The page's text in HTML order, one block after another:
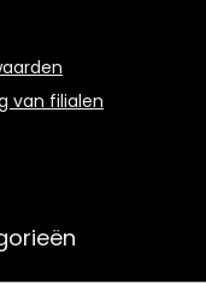
van filialen